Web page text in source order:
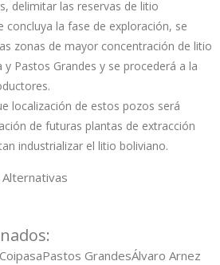
delimitar las reservas de litio
concluya la fase de exploración, se
zonas de mayor concentración de litio
y Pastos Grandes y se procederá a la
localización de estos pozos será
de futuras plantas de extracción
industrializar el litio boliviano.
CoipasaPastos GrandesÁlvaro Arnez